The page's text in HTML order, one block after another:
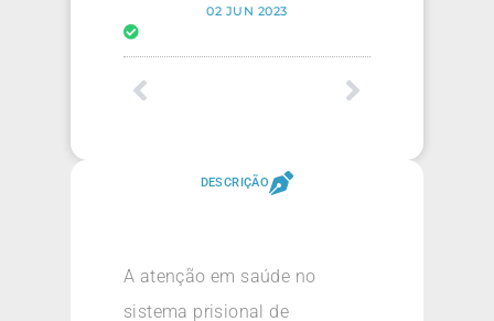
02 JUN 2023
DESCRIÇÃO
A atenção em saúde no
sistema prisional de